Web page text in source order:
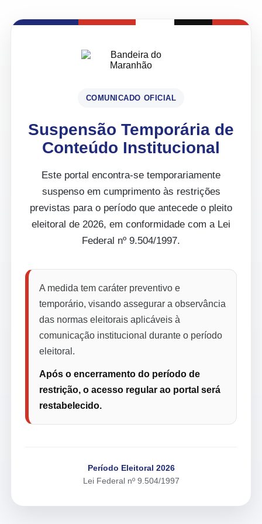
COMUNICADO OFICIAL
Suspensão Temporária de
Conteúdo Institucional
Este portal encontra-se temporariamente
suspenso em cumprimento às restrições
previstas para o período que antecede o pleito
eleitoral de 2026, em conformidade com a Lei
Federal nº 9.504/1997.
A medida tem caráter preventivo e
temporário, visando assegurar a observância
das normas eleitorais aplicáveis à
comunicação institucional durante o período
eleitoral.
Após o encerramento do período de
restrição, o acesso regular ao portal será
restabelecido.
Período Eleitoral 2026
Lei Federal nº 9.504/1997